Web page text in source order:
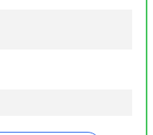
町、翠ケ丘町、緑町、南浜
町